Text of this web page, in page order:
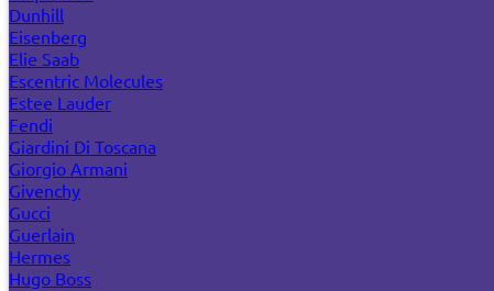
Dunhill
Eisenberg
Elie Saab
Escentric Molecules
Estee Lauder
Fendi
Giardini Di Toscana
Giorgio Armani
Givenchy
Gucci
Guerlain
Hermes
Hugo Boss